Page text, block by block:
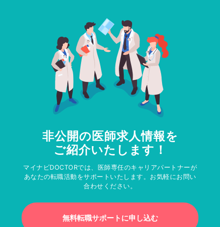
非公開の医師求人情報を
ご紹介いたします！
マイナビDOCTORでは、医師専任のキャリアパートナーが
あなたの転職活動をサポートいたします。お気軽にお問い
合わせください。
無料転職サポートに申し込む